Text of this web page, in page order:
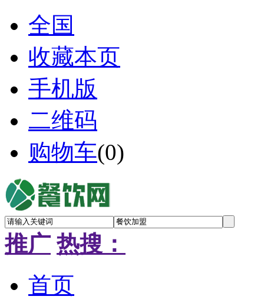
全国
收藏本页
手机版
二维码
购物车(0)
推广 热搜：
首页